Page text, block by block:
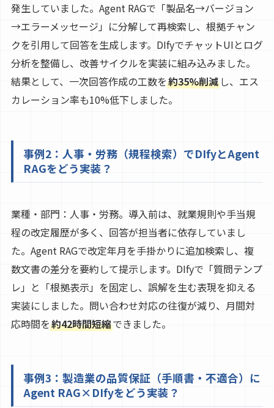
発生していました。Agent RAGで「製品名→バージョン
→エラーメッセージ」に分解して再検索し、根拠チャン
クを引用して回答を生成します。DIfyでチャットUIとログ
分析を整備し、改善サイクルを実装に組み込みました。
結果として、一次回答作成の工数を約35%削減し、エス
カレーション率も10%低下しました。
事例2：人事・労務（規程検索）でDIfyとAgent
RAGをどう実装？
業種・部門：人事・労務。導入前は、就業規則や手当規
程の改定履歴が多く、回答が担当者に依存していまし
た。Agent RAGで改定年月を手掛かりに追加検索し、複
数文書の差分を要約して提示します。DIfyで「質問テンプ
レ」と「根拠表示」を固定し、誤解を生む表現を抑える
実装にしました。問い合わせ対応の往復が減り、月間対
応時間を約42時間短縮できました。
事例3：製造業の品質保証（手順書・不適合）に
Agent RAG×DIfyをどう実装？